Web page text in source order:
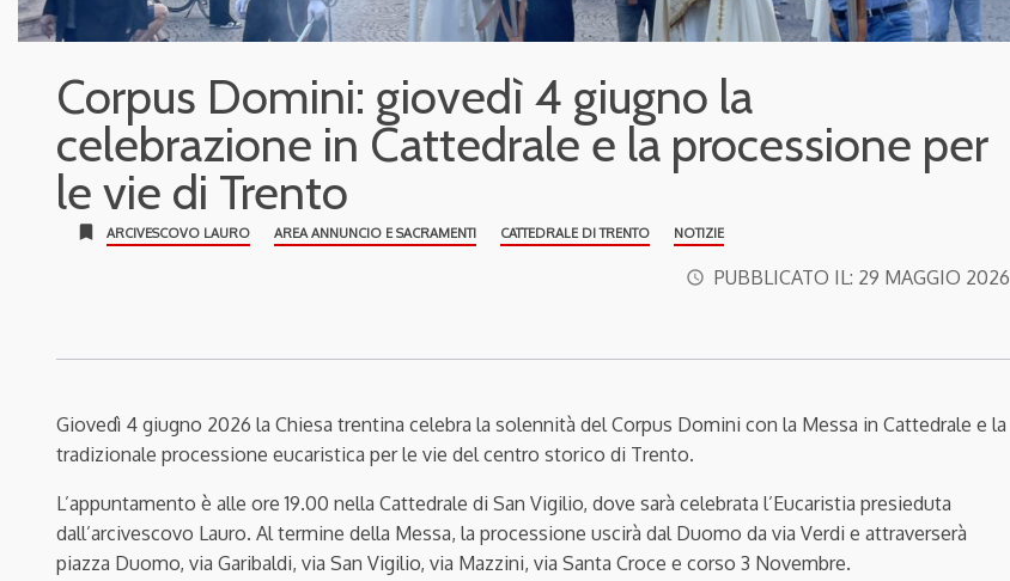
Corpus Domini: giovedì 4 giugno la
celebrazione in Cattedrale e la processione per
le vie di Trento
bookmark ARCIVESCOVO LAURO AREA ANNUNCIO E SACRAMENTI CATTEDRALE DI TRENTO NOTIZIE
access_time PUBBLICATO IL: 29 MAGGIO 2026
Giovedì 4 giugno 2026 la Chiesa trentina celebra la solennità del Corpus Domini con la Messa in Cattedrale e la
tradizionale processione eucaristica per le vie del centro storico di Trento.
L’appuntamento è alle ore 19.00 nella Cattedrale di San Vigilio, dove sarà celebrata l’Eucaristia presieduta
dall’arcivescovo Lauro. Al termine della Messa, la processione uscirà dal Duomo da via Verdi e attraverserà
piazza Duomo, via Garibaldi, via San Vigilio, via Mazzini, via Santa Croce e corso 3 Novembre.